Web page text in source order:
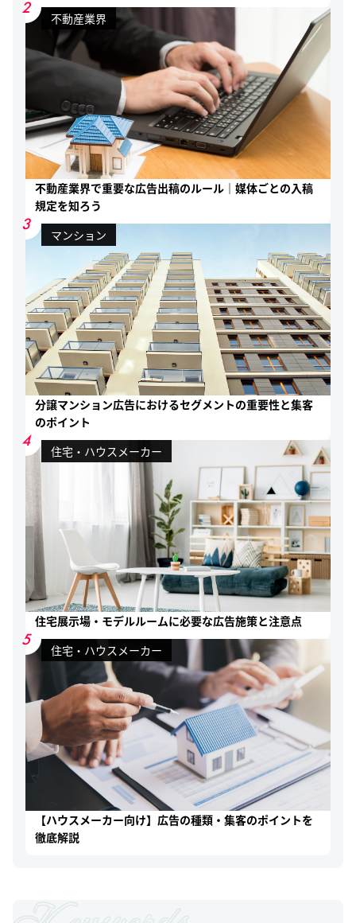
2
不動産業界
不動産業界で重要な広告出稿のルール｜媒体ごとの入稿
規定を知ろう
3
マンション
分譲マンション広告におけるセグメントの重要性と集客
のポイント
4
住宅・ハウスメーカー
住宅展示場・モデルルームに必要な広告施策と注意点
5
住宅・ハウスメーカー
【ハウスメーカー向け】広告の種類・集客のポイントを
徹底解説